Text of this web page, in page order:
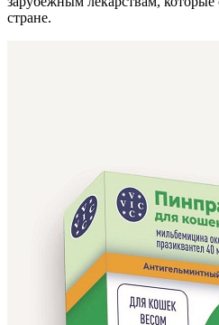
стране.